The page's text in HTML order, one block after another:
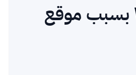
هيئة السلوك المالي تقاضي نيل وودفورد وW4.0 بسبب موقع